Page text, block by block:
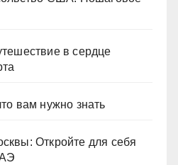
в сердце
вам нужно знать
Откройте для себя